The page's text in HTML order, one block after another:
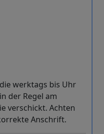
werktags bis Uhr
der Regel am
verschickt. Achten
Anschrift.